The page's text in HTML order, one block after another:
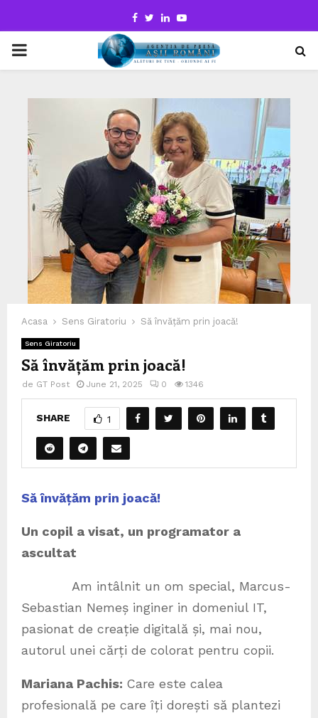
Facebook
TwitterLinkedinYoutube
PRIMARY
Acasa Sens Giratoriu Să învățăm prin joacă!
Sens Giratoriu
Să învățăm prin joacă!
de GT Post June 21, 2025 0 1346
SHARE 1
Să învățăm prin joacă!
Un copil a visat, un programator a
ascultat
Am intâlnit un om special, Marcus-
Sebastian Nemeș inginer in domeniul IT,
pasionat de creație digitală și, mai nou,
autorul unei cărți de colorat pentru copii.
Mariana Pachis: Care este calea
profesională pe care îți dorești să plantezi